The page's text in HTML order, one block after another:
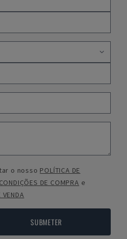
o nosso POLÍTICA DE
DE COMPRA e
VENDA
SUBMETER